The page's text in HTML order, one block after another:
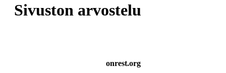
Sivuston arvostelu
onrest.org